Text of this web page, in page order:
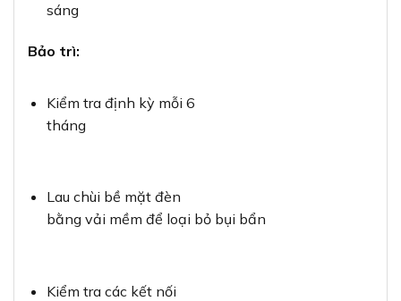
sáng
Bảo trì:
Kiểm tra định kỳ mỗi 6
tháng
Lau chùi bề mặt đèn
bằng vải mềm để loại bỏ bụi bẩn
Kiểm tra các kết nối